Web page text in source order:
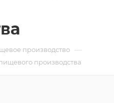
производство —
производства